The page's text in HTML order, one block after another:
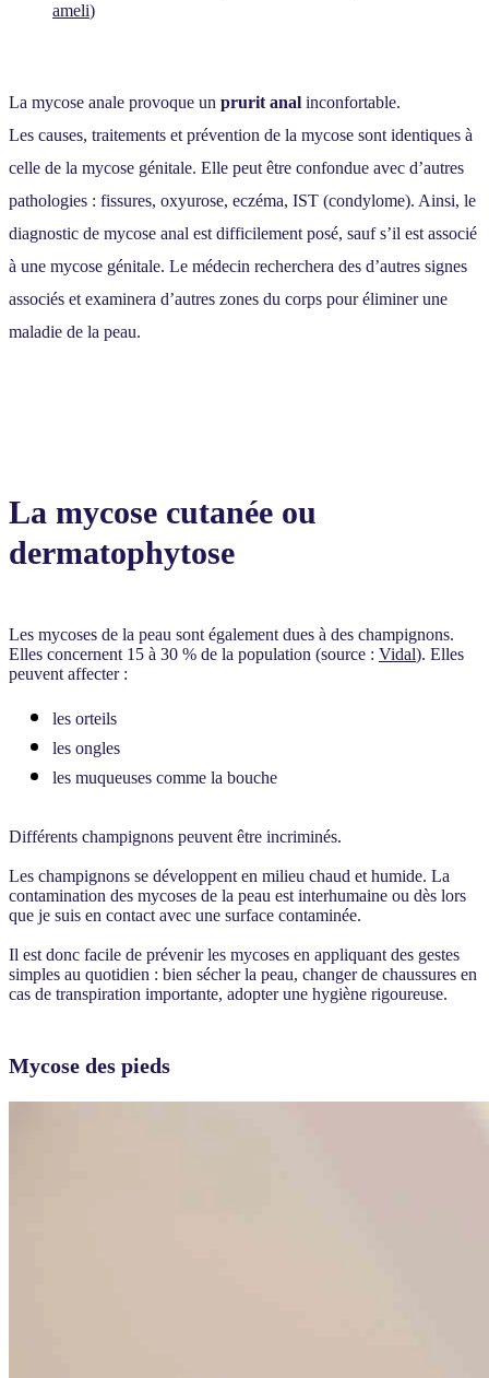
ameli)
La mycose anale provoque un prurit anal inconfortable.
Les causes, traitements et prévention de la mycose sont identiques à
celle de la mycose génitale. Elle peut être confondue avec d’autres
pathologies : fissures, oxyurose, eczéma, IST (condylome). Ainsi, le
diagnostic de mycose anal est difficilement posé, sauf s’il est associé
à une mycose génitale. Le médecin recherchera des d’autres signes
associés et examinera d’autres zones du corps pour éliminer une
maladie de la peau.
La mycose cutanée ou
dermatophytose
Les mycoses de la peau sont également dues à des champignons.
Elles concernent 15 à 30 % de la population (source : Vidal). Elles
peuvent affecter :
les orteils
les ongles
les muqueuses comme la bouche
Différents champignons peuvent être incriminés.
Les champignons se développent en milieu chaud et humide. La
contamination des mycoses de la peau est interhumaine ou dès lors
que je suis en contact avec une surface contaminée.
Il est donc facile de prévenir les mycoses en appliquant des gestes
simples au quotidien : bien sécher la peau, changer de chaussures en
cas de transpiration importante, adopter une hygiène rigoureuse.
Mycose des pieds